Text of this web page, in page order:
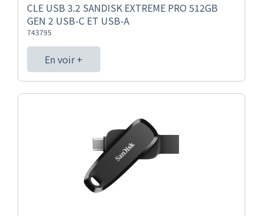
CLE USB 3.2 SANDISK EXTREME PRO 512GB
GEN 2 USB-C ET USB-A
743795
En voir +